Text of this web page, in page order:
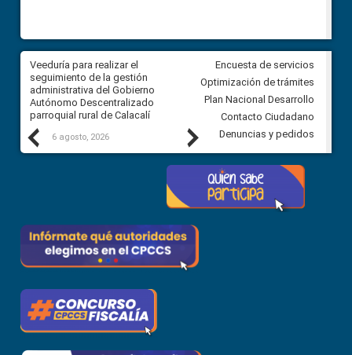
Previous
Veeduría para realizar el
seguimiento de la gestión
administrativa del Gobierno
Autónomo Descentralizado
parroquial rural de Calacalí
6 agosto, 2026
Veeduría para vigilar los
derivados de la Audiencia
comunidad Urbina, parroquia
Carolina
5 agosto, 2026
Next
Encuesta de servicios
Optimización de trámites
Plan Nacional Desarrollo
Contacto Ciudadano
Denuncias y pedidos